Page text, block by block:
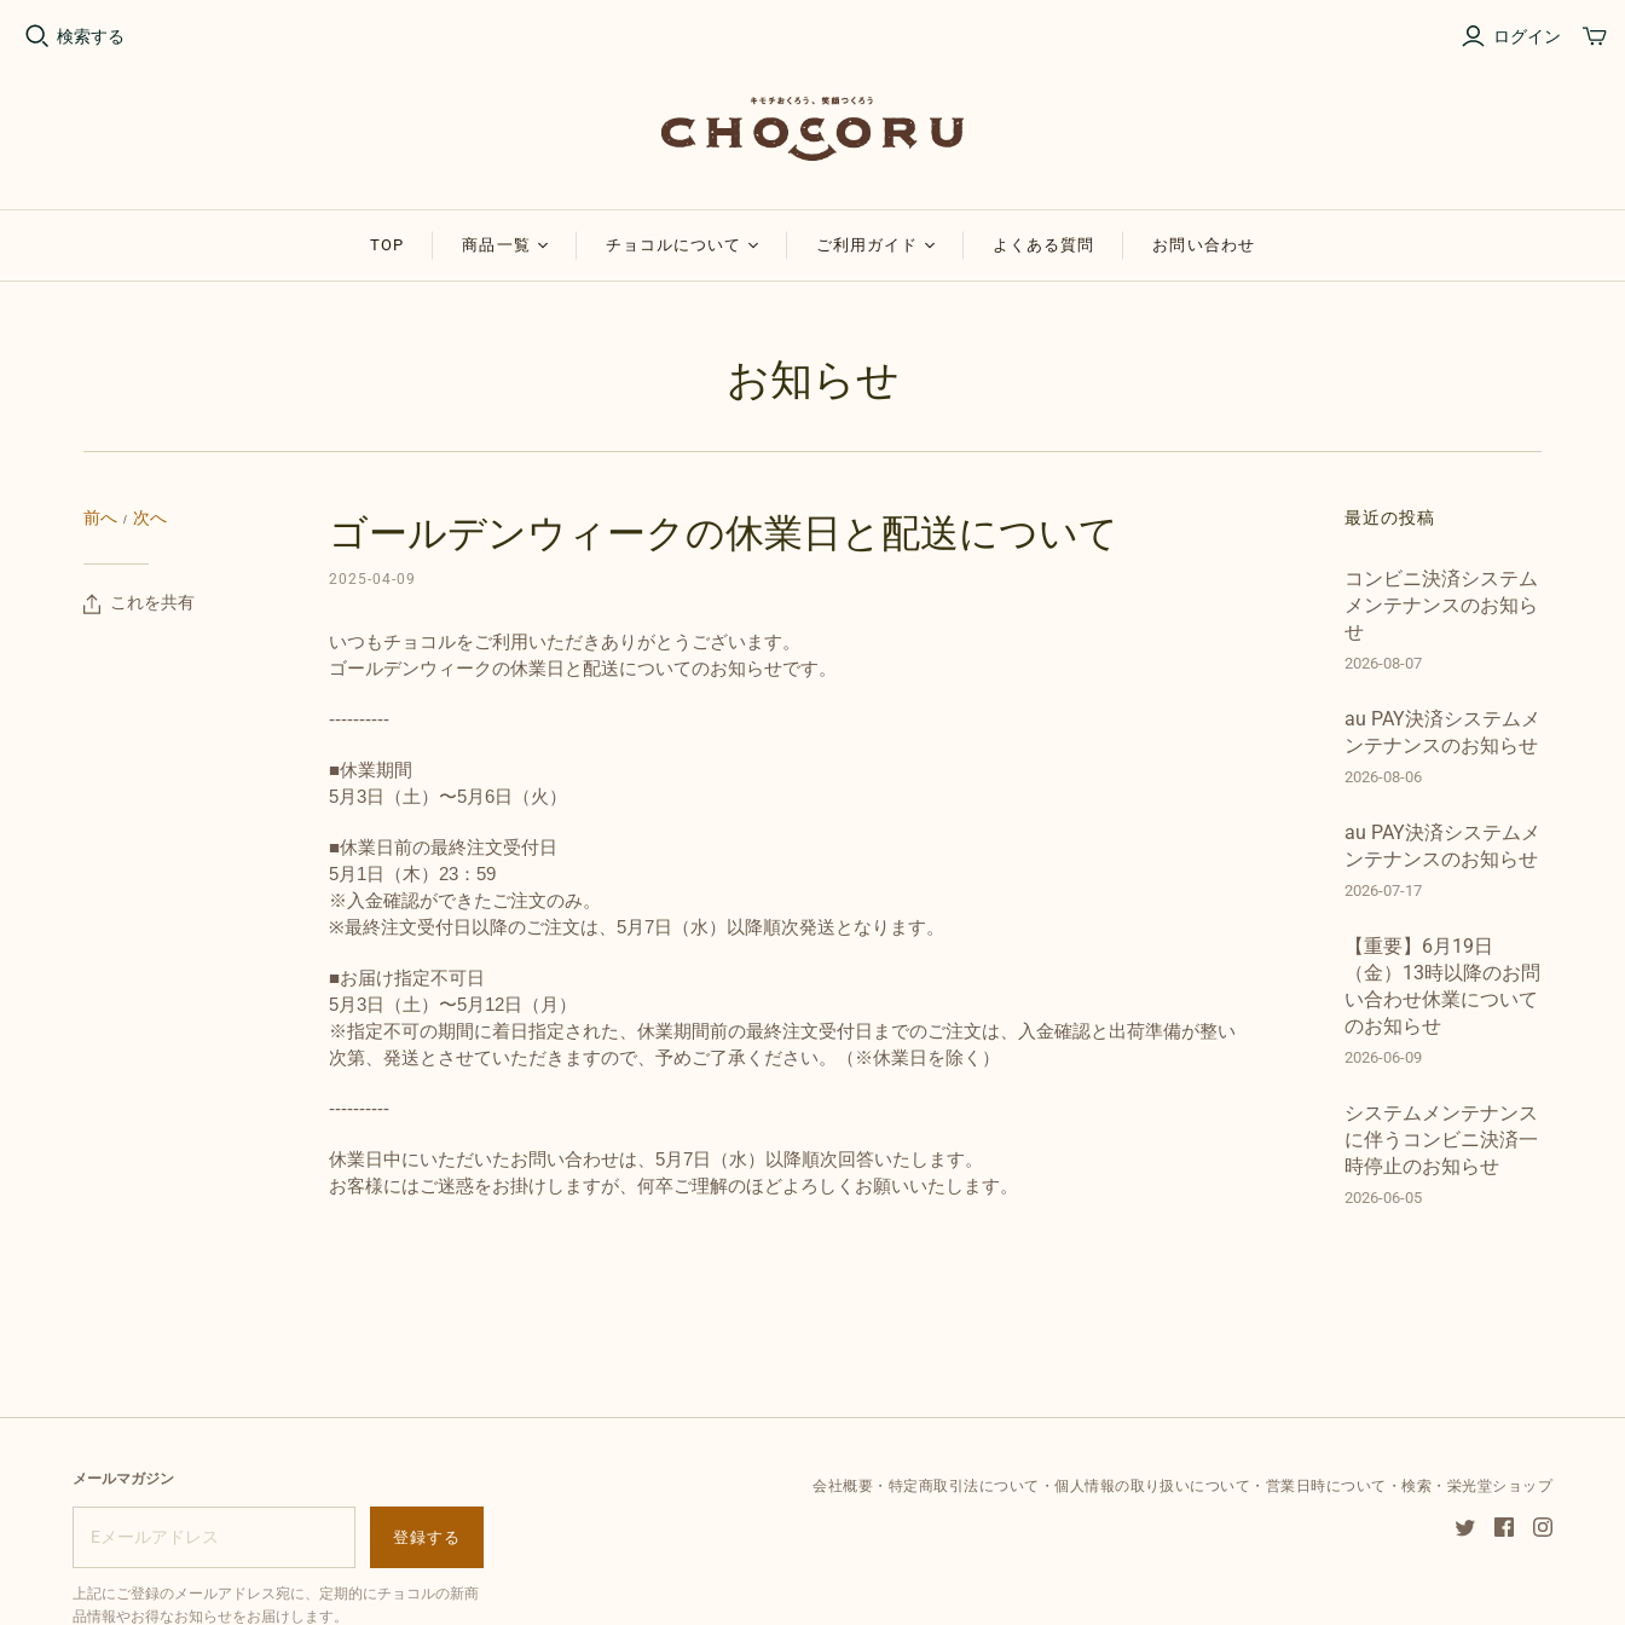
検索する ログイン
TOP 商品一覧 チョコルについて ご利用ガイド
マイページについて
配送・送料について
領収書・納品書の発行
について
消費税について
よくある質問 お問い合わせ
お知らせ
前へ / 次へ
これを共有
ゴールデンウィークの休業日と配送について
2025-04-09
いつもチョコルをご利用いただきありがとうございます。
ゴールデンウィークの休業日と配送についてのお知らせです。
----------
■休業期間
5月3日（土）〜5月6日（火）
■休業日前の最終注文受付日
5月1日（木）23：59
※入金確認ができたご注文のみ。
※最終注文受付日以降のご注文は、5月7日（水）以降順次発送となります。
■お届け指定不可日
5月3日（土）〜5月12日（月）
※指定不可の期間に着日指定された、休業期間前の最終注文受付日までのご注文は、入金確認と出荷準備が整い
次第、発送とさせていただきますので、予めご了承ください。（※休業日を除く）
----------
休業日中にいただいたお問い合わせは、5月7日（水）以降順次回答いたします。
お客様にはご迷惑をお掛けしますが、何卒ご理解のほどよろしくお願いいたします。
最近の投稿
コンビニ決済システム
メンテナンスのお知ら
せ
2026-08-07
au PAY決済システムメ
ンテナンスのお知らせ
2026-08-06
au PAY決済システムメ
ンテナンスのお知らせ
2026-07-17
【重要】6月19日
（金）13時以降のお問
い合わせ休業について
のお知らせ
2026-06-09
システムメンテナンス
に伴うコンビニ決済一
時停止のお知らせ
2026-06-05
メールマガジン
上記にご登録のメールアドレス宛に、定期的にチョコルの新商
品情報やお得なお知らせをお届けします。
会社概要 特定商取引法について 個人情報の取り扱いについて 営業日時について 検索 栄光堂ショップ